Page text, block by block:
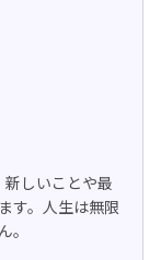
しいことや最
す。人生は無限
。